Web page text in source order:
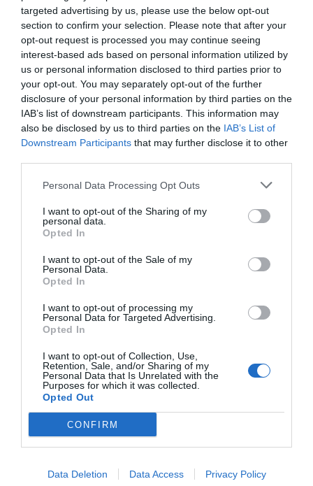
targeted advertising by us, please use the below opt-out
section to confirm your selection. Please note that after your
opt-out request is processed you may continue seeing
interest-based ads based on personal information utilized by
us or personal information disclosed to third parties prior to
your opt-out. You may separately opt-out of the further
disclosure of your personal information by third parties on the
IAB’s list of downstream participants. This information may
also be disclosed by us to third parties on the IAB’s List of
Downstream Participants that may further disclose it to other
Personal Data Processing Opt Outs
I want to opt-out of the Sharing of my
personal data.
Opted In
I want to opt-out of the Sale of my
Personal Data.
Opted In
I want to opt-out of processing my
Personal Data for Targeted Advertising.
Opted In
I want to opt-out of Collection, Use,
Retention, Sale, and/or Sharing of my
Personal Data that Is Unrelated with the
Purposes for which it was collected.
Opted Out
CONFIRM
Data Deletion Data Access Privacy Policy
Índex2P
Empleo
Respecto a los datos de junio de 2020, cuando
todavía continuaban algunas de las restricciones
adoptadas para contener la propagación de la
pandemia de coronavirus, el número de trabajadores
por cuenta ajena fue 16,7% superior, mientras que el de
autónomos se sitúa un 8% por encima. En el conjunto
de la economía española, junio cerró con un incremento
de la afiliación de 76.948 personas, lo que supone el
mejor dato mensual comparado con el periodo
prepandemia
Mantente informado con las últimas noticias de actualidad.